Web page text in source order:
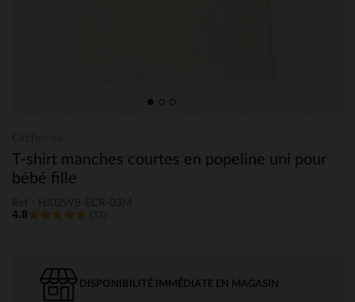
T-shirt manches courtes en popeline uni pour
bébé fille
4.8
DISPONIBILITÉ IMMÉDIATE EN MAGASIN